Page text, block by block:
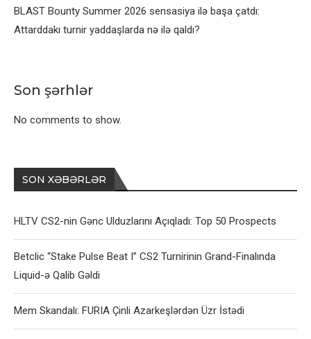
BLAST Bounty Summer 2026 sensasiya ilə başa çatdı:
Attarddakı turnir yaddaşlarda nə ilə qaldı?
Son şərhlər
No comments to show.
SON XƏBƏRLƏR
HLTV CS2-nin Gənc Ulduzlarını Açıqladı: Top 50 Prospects
Betclic “Stake Pulse Beat I” CS2 Turnirinin Grand-Finalında
Liquid-ə Qalib Gəldi
Mem Skandalı: FURIA Çinli Azarkeşlərdən Üzr İstədi